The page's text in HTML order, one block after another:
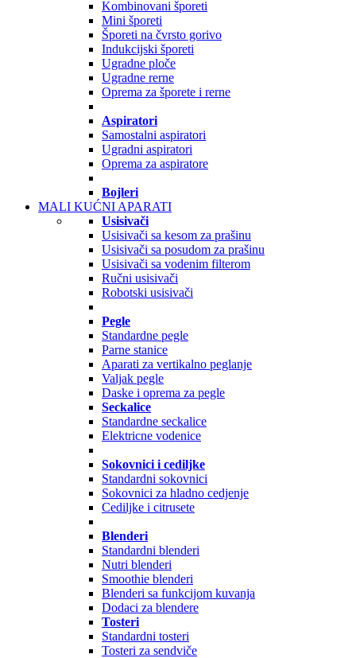
Kombinovani šporeti
Mini šporeti
Šporeti na čvrsto gorivo
Indukcijski šporeti
Ugradne ploče
Ugradne rerne
Oprema za šporete i rerne
Aspiratori
Samostalni aspiratori
Ugradni aspiratori
Oprema za aspiratore
Bojleri
MALI KUĆNI APARATI
Usisivači
Usisivači sa kesom za prašinu
Usisivači sa posudom za prašinu
Usisivači sa vodenim filterom
Ručni usisivači
Robotski usisivači
Pegle
Standardne pegle
Parne stanice
Aparati za vertikalno peglanje
Valjak pegle
Daske i oprema za pegle
Seckalice
Standardne seckalice
Elektricne vodenice
Sokovnici i cediljke
Standardni sokovnici
Sokovnici za hladno cedjenje
Cediljke i citrusete
Blenderi
Standardni blenderi
Nutri blenderi
Smoothie blenderi
Blenderi sa funkcijom kuvanja
Dodaci za blendere
Tosteri
Standardni tosteri
Tosteri za sendviče